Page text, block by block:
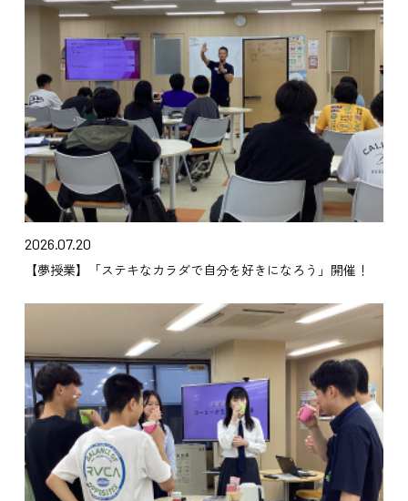
2026.07.20
【夢授業】「ステキなカラダで自分を好きになろう」開催！